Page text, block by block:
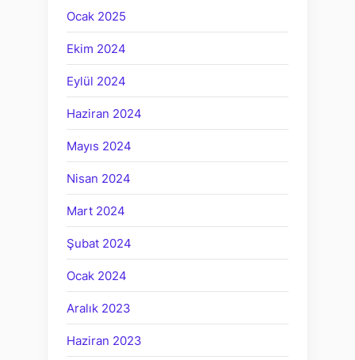
Ocak 2025
Ekim 2024
Eylül 2024
Haziran 2024
Mayıs 2024
Nisan 2024
Mart 2024
Şubat 2024
Ocak 2024
Aralık 2023
Haziran 2023